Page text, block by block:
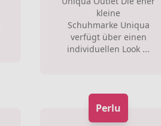
kleine
Schuhmarke Uniqua
verfügt über einen
individuellen Look ...
Perlu